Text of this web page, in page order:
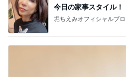
今日の家事スタイル！
堀ちえみオフィシャルブ